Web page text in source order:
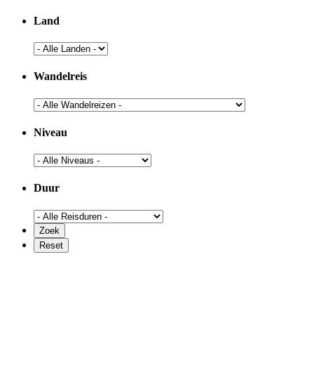
Land
Wandelreis
Niveau
Duur